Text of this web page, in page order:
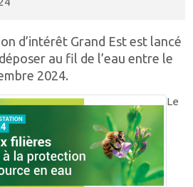
d’intérêt Grand Est est lancé
au fil de l’eau entre le
2024.
Le